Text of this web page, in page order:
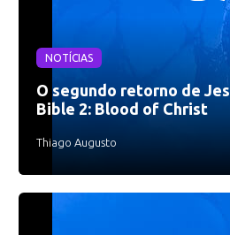
NOTÍCIAS
O segundo retorno de
Bible 2: Blood of Christ
Thiago Augusto